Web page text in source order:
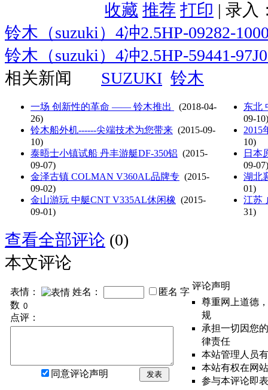
收藏 推荐 打印 | 录入
铃木（suzuki）4冲2.5HP-09282-
铃木（suzuki）4冲2.5HP-59441-
相关新闻
SUZUKI 铃木
一场 创新性的革命 —— 铃木推出
(2018-04-
26)
铃木船外机------尖端技术为您带来 (2015-09-
10)
泰晤士小镇试船 丹丰游艇DF-350铝 (2015-
09-07)
金泽古镇 COLMAN V360AL品牌专 (2015-
09-02)
金山游玩 中艇CNT V335AL休闲橡 (2015-
09-01)
东北
09-10)
2015
10)
日本
09-07)
湖北
01)
江苏
31)
查看全部评论 (0)
本文评论
表情： 姓名： 匿名 字
数
点评：
同意评论声明 发表
评论声明
尊重网上道德
规
承担一切因您
律责任
本站管理人员
本站有权在网
参与本评论即